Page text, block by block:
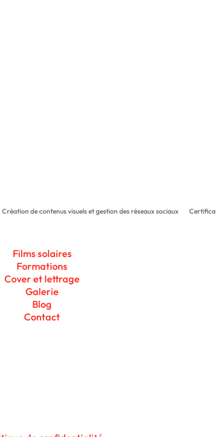
Création de contenus visuels et gestion des réseaux sociaux
Films solaires
Formations
Cover et lettrage
Galerie
Blog
Contact